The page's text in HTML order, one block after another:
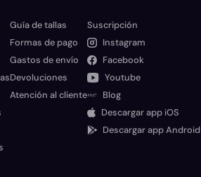
Guía de tallas
Formas de pago
Gastos de envío
Devoluciones
Atención al cliente
Suscripción
Instagram
Facebook
Youtube
Blog
Descargar app iOS
Descargar app Android